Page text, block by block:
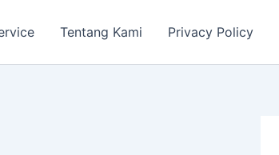
Tentang Kami Privacy Policy